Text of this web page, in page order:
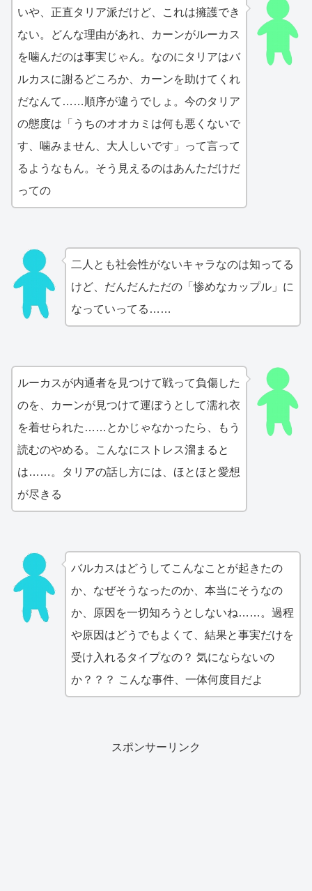
いや、正直タリア派だけど、これは擁護でき
ない。どんな理由があれ、カーンがルーカス
を噛んだのは事実じゃん。なのにタリアはバ
ルカスに謝るどころか、カーンを助けてくれ
だなんて……順序が違うでしょ。今のタリア
の態度は「うちのオオカミは何も悪くないで
す、噛みません、大人しいです」って言って
るようなもん。そう見えるのはあんただけだ
っての
二人とも社会性がないキャラなのは知ってる
けど、だんだんただの「惨めなカップル」に
なっていってる……
ルーカスが内通者を見つけて戦って負傷した
のを、カーンが見つけて運ぼうとして濡れ衣
を着せられた……とかじゃなかったら、もう
読むのやめる。こんなにストレス溜まると
は……。タリアの話し方には、ほとほと愛想
が尽きる
バルカスはどうしてこんなことが起きたの
か、なぜそうなったのか、本当にそうなの
か、原因を一切知ろうとしないね……。過程
や原因はどうでもよくて、結果と事実だけを
受け入れるタイプなの？ 気にならないの
か？？？ こんな事件、一体何度目だよ
スポンサーリンク